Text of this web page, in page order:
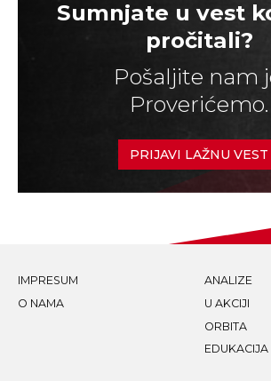
Sumnjate u vest
pročitali?
Pošaljite nam
Proverićemo.
PRIJAVI LAŽNU VEST
IMPRESUM
O NAMA
ANALIZE
U AKCIJI
ORBITA
EDUKACIJA